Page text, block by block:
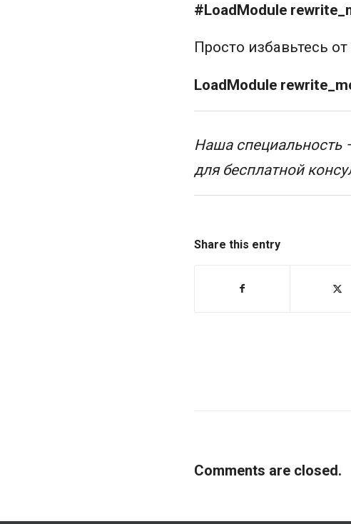
#LoadModule
Просто избавьтесь
LoadModule
Наша специальность
для бесплатной
Share this entry
Comments are closed.